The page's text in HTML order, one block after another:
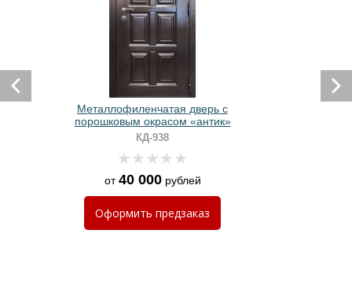
Металлофиленчатая дверь с
порошковым окрасом «антик»
КД-938
от40 000рублей
Оформить предзаказ